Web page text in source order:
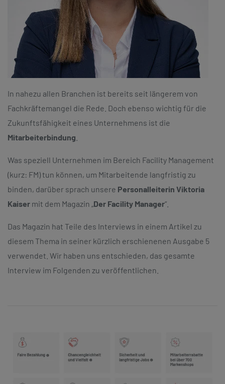
In nahezu allen Branchen ist bereits seit längerem von
Fachkräftemangel die Rede. Doch ebenso wichtig für die
Zukunftsfähigkeit eines Unternehmens ist die
Mitarbeiterbindung
Was speziell Unternehmen im Bereich Facility Management
(kurz: FM) tun können, um Mitarbeitende langfristig zu
binden, darüber sprach unsere Personalleiterin Viktoria
Kaiser mit dem Magazin „Der Facility Manager“.
Das Magazin hat Teile des Interviews in einem Artikel zu
diesem Thema in seiner kürzlich erschienenen Ausgabe 5
verwendet. Wir haben uns entschieden, das gesamte
Interview im Folgenden zu veröffentlichen.